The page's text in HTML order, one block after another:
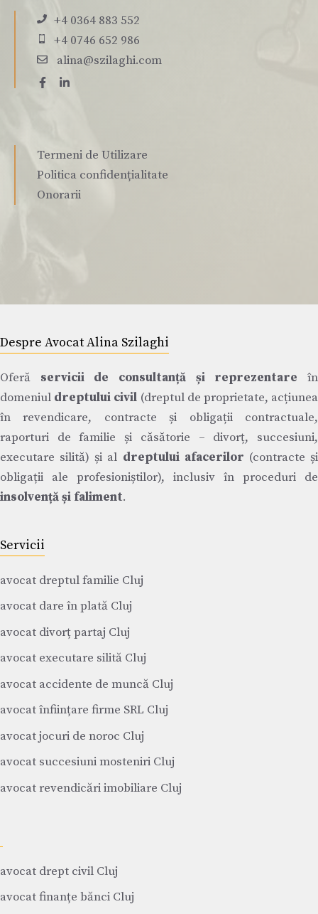
+4 0364 883 552
+4 0746 652 986
alina@szilaghi.com
Termeni de Utilizare
Politica confidențialitate
Onorarii
Despre Avocat Alina Szilaghi
Oferă servicii de consultanță și reprezentare în
domeniul dreptului civil (dreptul de proprietate, acțiunea
în revendicare, contracte și obligații contractuale,
raporturi de familie și căsătorie – divorț, succesiuni,
executare silită) și al dreptului afacerilor (contracte și
obligații ale profesioniștilor), inclusiv în proceduri de
insolvență și faliment.
Servicii
avocat dreptul familie Cluj
avocat dare în plată Cluj
avocat divorț partaj Cluj
avocat executare silită Cluj
avocat accidente de muncă Cluj
avocat înființare firme SRL Cluj
avocat jocuri de noroc Cluj
avocat succesiuni mosteniri Cluj
avocat revendicări imobiliare Cluj
avocat drept civil Cluj
avocat finanțe bănci Cluj